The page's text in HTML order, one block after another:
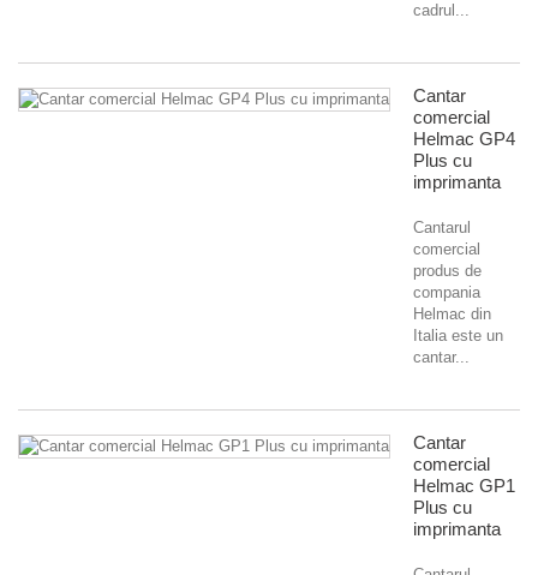
cadrul...
Cantar
comercial
Helmac GP4
Plus cu
imprimanta
Cantarul
comercial
produs de
compania
Helmac din
Italia este un
cantar...
Cantar
comercial
Helmac GP1
Plus cu
imprimanta